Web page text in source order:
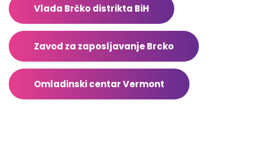
Vlada Brčko distrikta BiH
Zavod za zaposljavanje Brcko
Omladinski centar Vermont